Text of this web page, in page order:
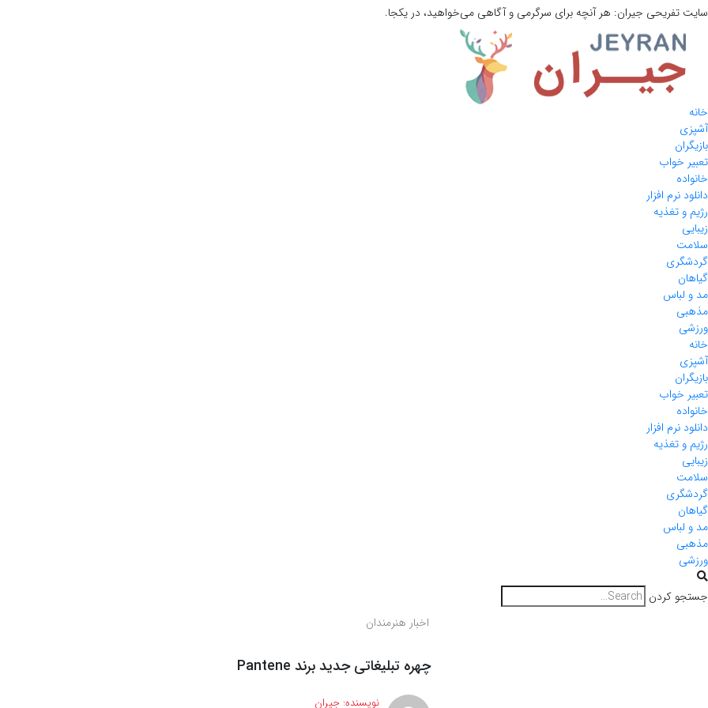
سایت تفریحی جیران: هر آنچه برای سرگرمی و آگاهی می‌خواهید، در یکجا.
خانه
آشپزی
بازیگران
تعبیر خواب
خانواده
دانلود نرم افزار
رژیم و تغذیه
زیبایی
سلامت
گردشگری
گیاهان
مد و لباس
مذهبی
ورزشی
خانه
آشپزی
بازیگران
تعبیر خواب
خانواده
دانلود نرم افزار
رژیم و تغذیه
زیبایی
سلامت
گردشگری
گیاهان
مد و لباس
مذهبی
ورزشی
جستجو کردن
اخبار هنرمندان
چهره تبلیغاتی جدید برند Pantene
نویسنده: جیران